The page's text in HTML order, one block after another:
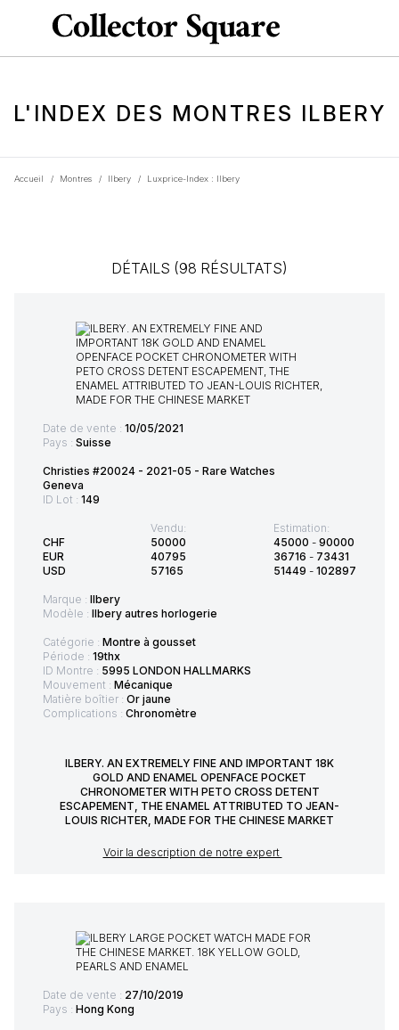
L'INDEX DES MONTRES ILBERY
Accueil / Montres / Ilbery / Luxprice-Index : Ilbery
DÉTAILS (98 RÉSULTATS)
Date de vente : 10/05/2021
Pays : Suisse
Christies #20024 - 2021-05 - Rare Watches
Geneva
ID Lot : 149
CHF
EUR
USD
Vendu:
50000
40795
57165
Estimation:
45000 - 90000
36716 - 73431
51449 - 102897
Marque : Ilbery
Modèle : Ilbery autres horlogerie
Catégorie : Montre à gousset
Période : 19thx
ID Montre : 5995 LONDON HALLMARKS
Mouvement : Mécanique
Matière boîtier : Or jaune
Complications : Chronomètre
ILBERY. AN EXTREMELY FINE AND IMPORTANT 18K
GOLD AND ENAMEL OPENFACE POCKET
CHRONOMETER WITH PETO CROSS DETENT
ESCAPEMENT, THE ENAMEL ATTRIBUTED TO JEAN-
LOUIS RICHTER, MADE FOR THE CHINESE MARKET
Voir la description de notre expert
Date de vente : 27/10/2019
Pays : Hong Kong